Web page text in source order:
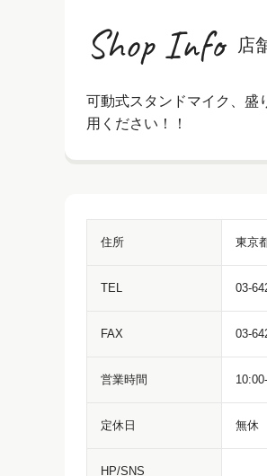
Shop Info 店
可動式スタンドマイク、盛
用ください！！
住所 東京
TEL 03-
FAX 03-
営業時間
定休日 無休
HP/SNS